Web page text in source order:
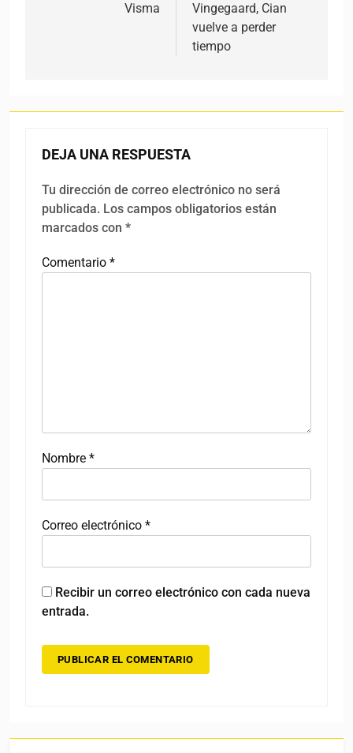
Visma
Vingegaard, Cian
vuelve a perder
tiempo
DEJA UNA RESPUESTA
Tu dirección de correo electrónico no será
publicada. Los campos obligatorios están
marcados con *
Comentario *
Nombre *
Correo electrónico *
Recibir un correo electrónico con cada nueva
entrada.